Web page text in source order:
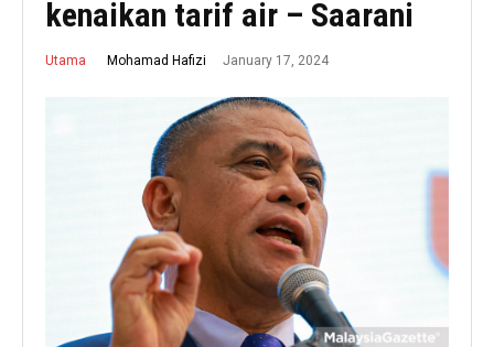
kenaikan tarif air – Saarani
Utama Mohamad Hafizi January 17, 2024